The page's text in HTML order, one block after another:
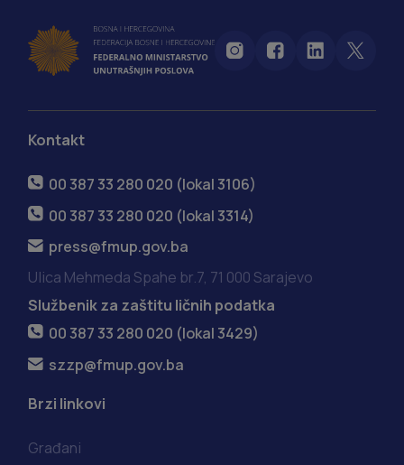
Kontakt
00 387 33 280 020 (lokal 3106)
00 387 33 280 020 (lokal 3314)
press@fmup.gov.ba
Ulica Mehmeda Spahe br.7, 71 000 Sarajevo
Službenik za zaštitu ličnih podatka
00 387 33 280 020 (lokal 3429)
szzp@fmup.gov.ba
Brzi linkovi
Građani